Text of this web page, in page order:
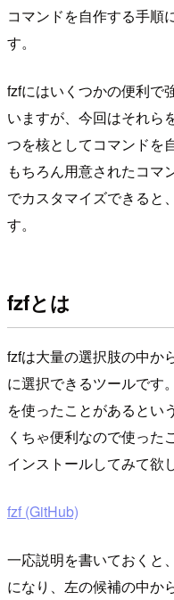
コマンドを自作する手順
す。
fzfにはいくつかの便利で
いますが、今回はそれら
つを核としてコマンドを
もちろん用意されたコマ
でカスタマイズできると
す。
fzfとは
fzfは大量の選択肢の中か
に選択できるツールです
を使ったことがあるとい
くちゃ便利なので使った
インストールしてみて欲
fzf (GitHub)
一応説明を書いておくと
になり、左の候補の中か